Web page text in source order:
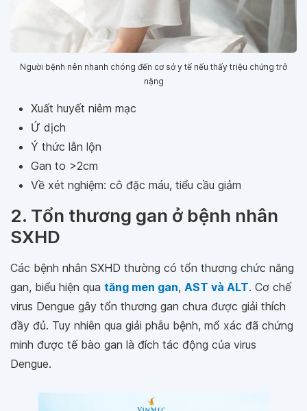
Người bệnh nên nhanh chóng đến cơ sở y tế nếu thấy triệu chứng trở
nặng
Xuất huyết niêm mạc
Ứ dịch
Ý thức lẫn lộn
Gan to >2cm
Về xét nghiệm: cô đặc máu, tiểu cầu giảm
2. Tổn thương gan ở bệnh nhân
SXHD
Các bệnh nhân SXHD thường có tổn thương chức năng
gan, biểu hiện qua tăng men gan, AST và ALT. Cơ chế
virus Dengue gây tổn thương gan chưa được giải thích
đầy đủ. Tuy nhiên qua giải phẫu bệnh, mổ xác đã chứng
minh được tế bào gan là đích tác động của virus
Dengue.